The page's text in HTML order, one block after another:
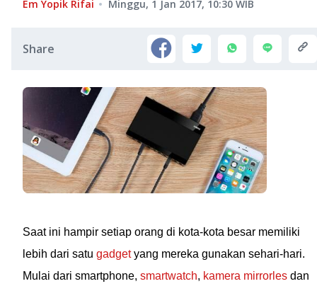
Em Yopik Rifai Minggu, 1 Jan 2017, 10:30 WIB
Share
Saat ini hampir setiap orang di kota-kota besar memiliki
lebih dari satu gadgetyang mereka gunakan sehari-hari.
Mulai dari smartphone, smartwatch, kamera mirrorles dan